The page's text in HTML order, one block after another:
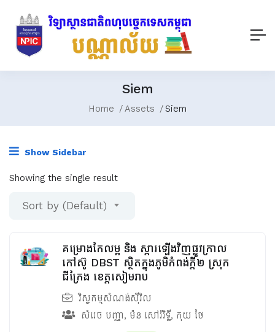
Siem
Home Assets Siem
Show Sidebar
Showing the single result
Sort by (Default)
គម្រោងកែលម្អ និង ស្ដារឡើងវិញផ្លូវក្រាល
កៅស៊ូ DBST​ ស្ថិតក្នុងភូមិកំពង់ក្តី២ ស្រុក
ជីក្រែង ខេត្តសៀមរាប
វិស្វកម្មសំណង់ស៊ីវិល
សំរេច បញ្ញា, ម៉ន សៅរ៍រិទ្ធី, កុយ ថែ